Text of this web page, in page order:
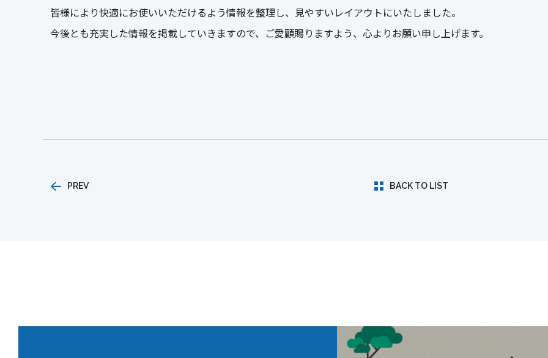
皆様により快適にお使いいただけるよう情報を整理し、見やすいレイアウトにいたしました。
今後とも充実した情報を掲載していきますので、ご愛顧賜りますよう、心よりお願い申し上げます。
PREV BACK TO LIST